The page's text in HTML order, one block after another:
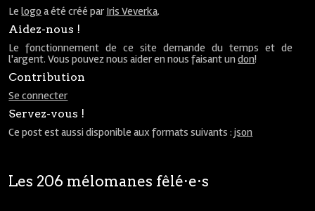
Lelogo a été créé par Iris Veverka.
Aidez-nous !
Le fonctionnement de ce site demande du temps et de
l'argent. Vous pouvez nous aider en nous faisant undon!
Contribution
Se connecter
Servez-vous !
Ce post est aussi disponible aux formats suivants :json
Les 206 mélomanes fêlé⋅e⋅s